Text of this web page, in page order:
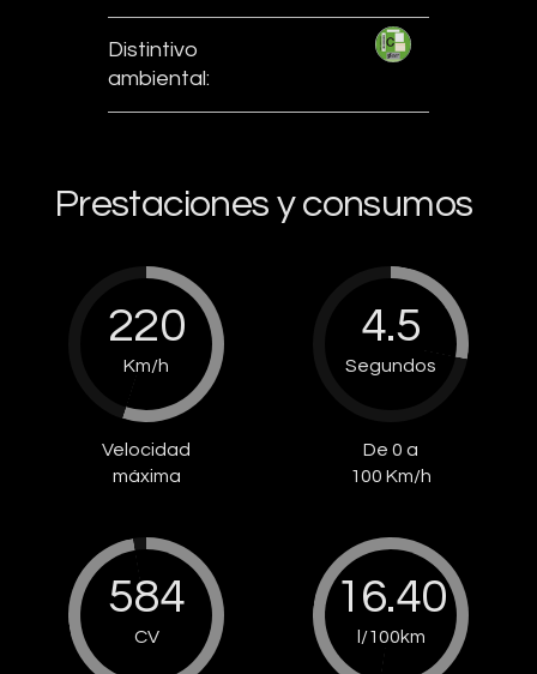
Distintivo
ambiental:
Prestaciones y consumos
220
Km/h
Velocidad
máxima
4.5
Segundos
De 0 a
100 Km/h
584
CV
16.40
l/100km